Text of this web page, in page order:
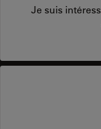
Je suis